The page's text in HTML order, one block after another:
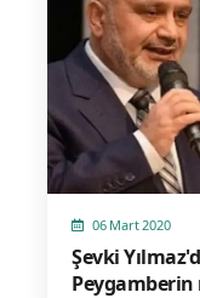
06 Mart 2020
Şevki
Peygamberin